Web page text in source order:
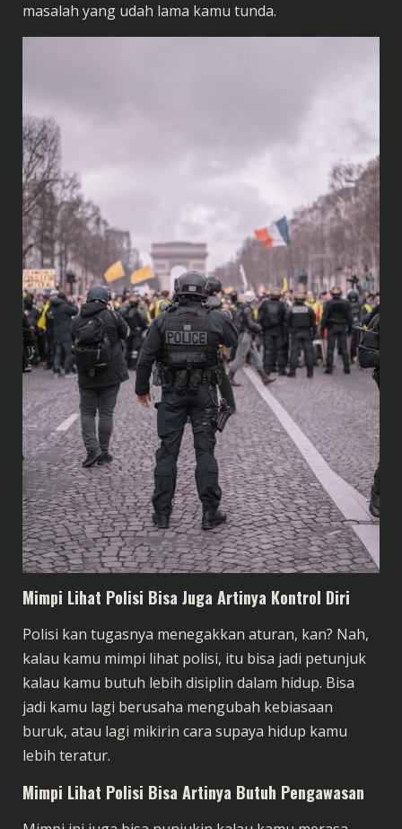
masalah yang udah lama kamu tunda.
Mimpi Lihat Polisi Bisa Juga Artinya Kontrol Diri
Polisi kan tugasnya menegakkan aturan, kan? Nah,
kalau kamu mimpi lihat polisi, itu bisa jadi petunjuk
kalau kamu butuh lebih disiplin dalam hidup. Bisa
jadi kamu lagi berusaha mengubah kebiasaan
buruk, atau lagi mikirin cara supaya hidup kamu
lebih teratur.
Mimpi Lihat Polisi Bisa Artinya Butuh Pengawasan